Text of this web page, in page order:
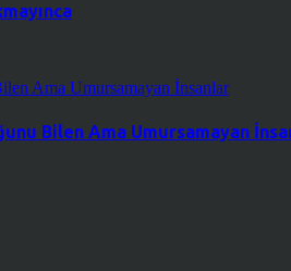
Bilen Ama Umursamayan